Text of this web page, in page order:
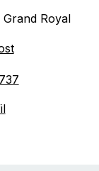
Royal